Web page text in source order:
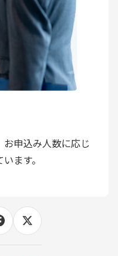
申込み人数に応じ
ます。